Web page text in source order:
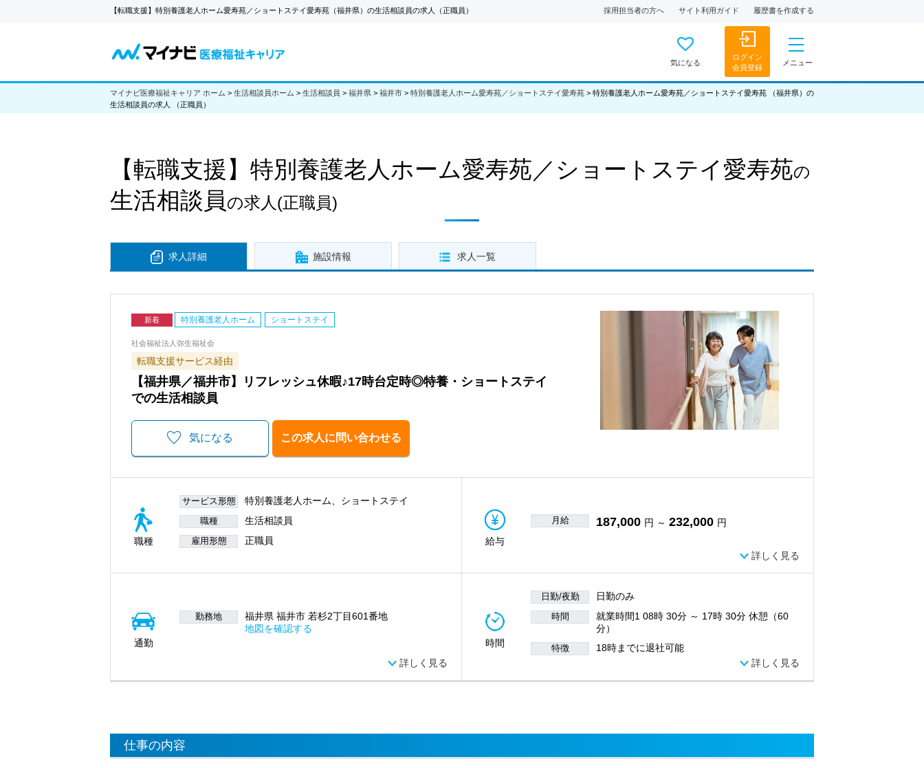
【転職支援】特別養護老人ホーム愛寿苑／ショートステイ愛寿苑（福井県）の生活相談員の求人（正職員） 採用担当者の方へ サイト利用ガイド 履歴書を作成する
気になる
ログイン
会員登録
メニュー
マイナビ医療福祉キャリア ホーム > 生活相談員ホーム > 生活相談員 > 福井県 > 福井市 > 特別養護老人ホーム愛寿苑／ショートステイ愛寿苑 > 特別養護老人ホーム愛寿苑／ショートステイ愛寿苑 （福井県）の
生活相談員の求人 （正職員）
【転職支援】 特別養護老人ホーム愛寿苑／ショートステイ愛寿苑の
生活相談員 の求人 (正職員)
求人詳細 施設情報 求人一覧
新着 特別養護老人ホーム ショートステイ
社会福祉法人弥生福祉会
転職支援サービス経由
【福井県／福井市】リフレッシュ休暇♪17時台定時◎特養・ショートステイ
での生活相談員
気になる この求人に問い合わせる
職種
サービス形態 特別養護老人ホーム、ショートステイ
職種 生活相談員
雇用形態 正職員 給与
月給 187,000 円 ～ 232,000 円
詳しく見る
通勤
勤務地
福井県 福井市 若杉2丁目601番地
地図を確認する
詳しく見る
時間
日勤/夜勤 日勤のみ
時間
就業時間1 08時 30分 ～ 17時 30分 休憩（60
分）
特徴 18時までに退社可能
詳しく見る
仕事の内容